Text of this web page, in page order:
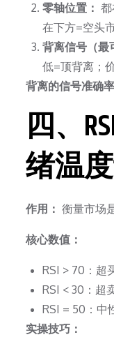
零轴位置：
在下方=空头
背离信号（最
低=顶背离；
背离的信号准确
四、
绪温
作用： 衡量市场
核心数值：
RSI > 70：超
RSI < 30：超
RSI = 50：中
实操技巧：